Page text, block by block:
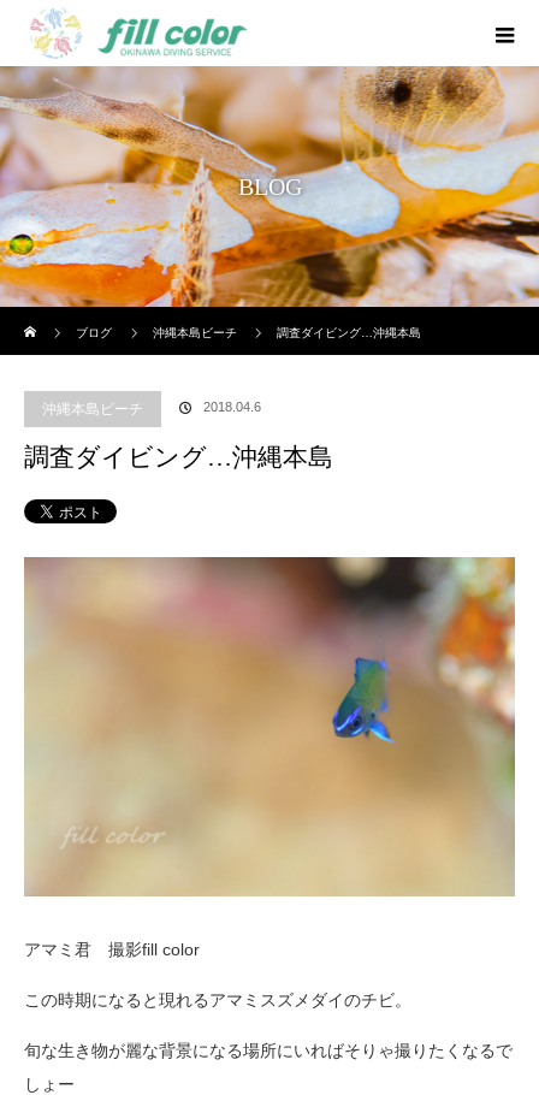
BLOG
ブログ
沖縄本島ビーチ 調査ダイビング…沖縄本島
沖縄本島ビーチ 2018.04.6
調査ダイビング…沖縄本島
アマミ君 撮影fill color
この時期になると現れるアマミスズメダイのチビ。
旬な生き物が麗な背景になる場所にいればそりゃ撮りたくなるで
しょー